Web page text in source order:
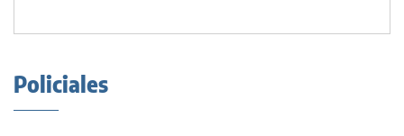
Policiales